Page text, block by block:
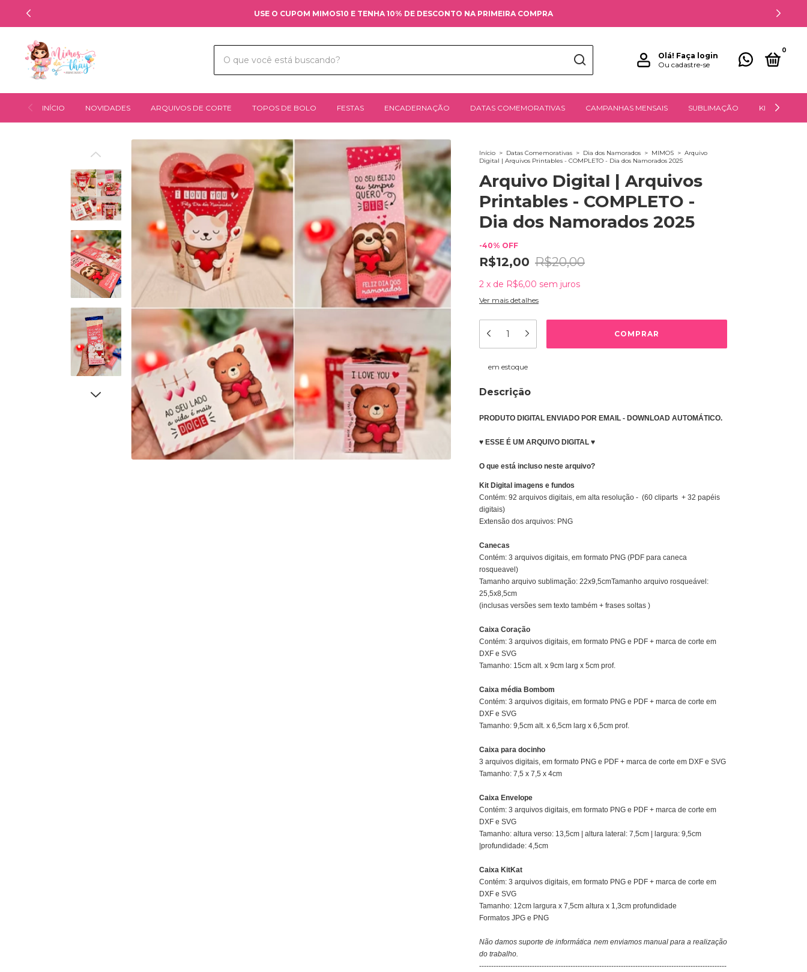
USE O CUPOM MIMOS10 E TENHA 10% DE DESCONTO NA PRIMEIRA COMPRA
Olá! Faça login
Ou cadastre-se
0
INÍCIO NOVIDADES ARQUIVOS DE CORTE TOPOS DE BOLO FESTAS ENCADERNAÇÃO DATAS COMEMORATIVAS CAMPANHAS MENSAIS SUBLIMAÇÃO KITS DIGITAIS
Início > Datas Comemorativas > Dia dos Namorados > MIMOS > Arquivo
Digital | Arquivos Printables - COMPLETO - Dia dos Namorados 2025
Arquivo Digital | Arquivos
Printables - COMPLETO -
Dia dos Namorados 2025
-40% OFF
R$12,00 R$20,00
2 x de R$6,00 sem juros
Ver mais detalhes
em estoque
Descrição
PRODUTO DIGITAL ENVIADO POR EMAIL - DOWNLOAD AUTOMÁTICO.
♥ ESSE É UM ARQUIVO DIGITAL ♥
O que está incluso neste arquivo?
Kit Digital imagens e fundos
Contém: 92 arquivos digitais, em alta resolução - (60 cliparts + 32 papéis
digitais)
Extensão dos arquivos: PNG
Canecas
Contém: 3 arquivos digitais, em formato PNG (PDF para caneca
rosqueavel)
Tamanho arquivo sublimação: 22x9,5cmTamanho arquivo rosqueável:
25,5x8,5cm
(inclusas versões sem texto também + frases soltas )
Caixa Coração
Contém: 3 arquivos digitais, em formato PNG e PDF + marca de corte em
DXF e SVG
Tamanho: 15cm alt. x 9cm larg x 5cm prof.
Caixa média Bombom
Contém: 3 arquivos digitais, em formato PNG e PDF + marca de corte em
DXF e SVG
Tamanho: 9,5cm alt. x 6,5cm larg x 6,5cm prof.
Caixa para docinho
3 arquivos digitais, em formato PNG e PDF + marca de corte em DXF e SVG
Tamanho: 7,5 x 7,5 x 4cm
Caixa Envelope
Contém: 3 arquivos digitais, em formato PNG e PDF + marca de corte em
DXF e SVG
Tamanho: altura verso: 13,5cm | altura lateral: 7,5cm | largura: 9,5cm
|profundidade: 4,5cm
Caixa KitKat
Contém: 3 arquivos digitais, em formato PNG e PDF + marca de corte em
DXF e SVG
Tamanho: 12cm largura x 7,5cm altura x 1,3cm profundidade
Formatos JPG e PNG
Não damos suporte de informática nem enviamos manual para a realização
do trabalho.
-------------------------------------------------------------------------------------------------------